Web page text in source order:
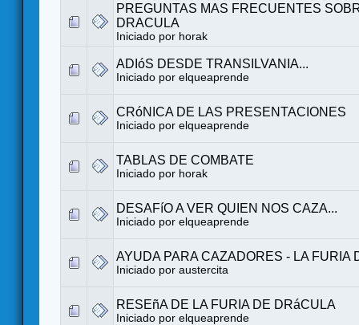
PREGUNTAS MAS FRECUENTES
DRACULA
Iniciado por horak
ADIóS DESDE TRANSILVANIA...
Iniciado por elqueaprende
CRóNICA DE LAS PRESENTACIONES
Iniciado por elqueaprende
TABLAS DE COMBATE
Iniciado por horak
DESAFíO A VER QUIEN NOS CAZA...
Iniciado por elqueaprende
AYUDA PARA CAZADORES - LA FURIA
Iniciado por austercita
RESEñA DE LA FURIA DE DRáCULA
Iniciado por elqueaprende